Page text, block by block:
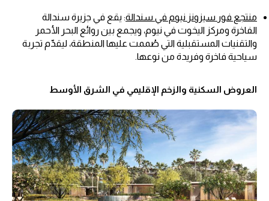
منتجع فور سيزونز نيوم في سندالة: يقع في جزيرة سندالة
الفاخرة ومركز اليخوت في نيوم، ويجمع بين روائع البحر الأحمر
والتقنيات المستقبلية التي صُممت عليها المنطقة، ليقدّم تجربة
سياحية فاخرة وفريدة من نوعها.
العروض السكنية والزخم الإقليمي في الشرق الأوسط